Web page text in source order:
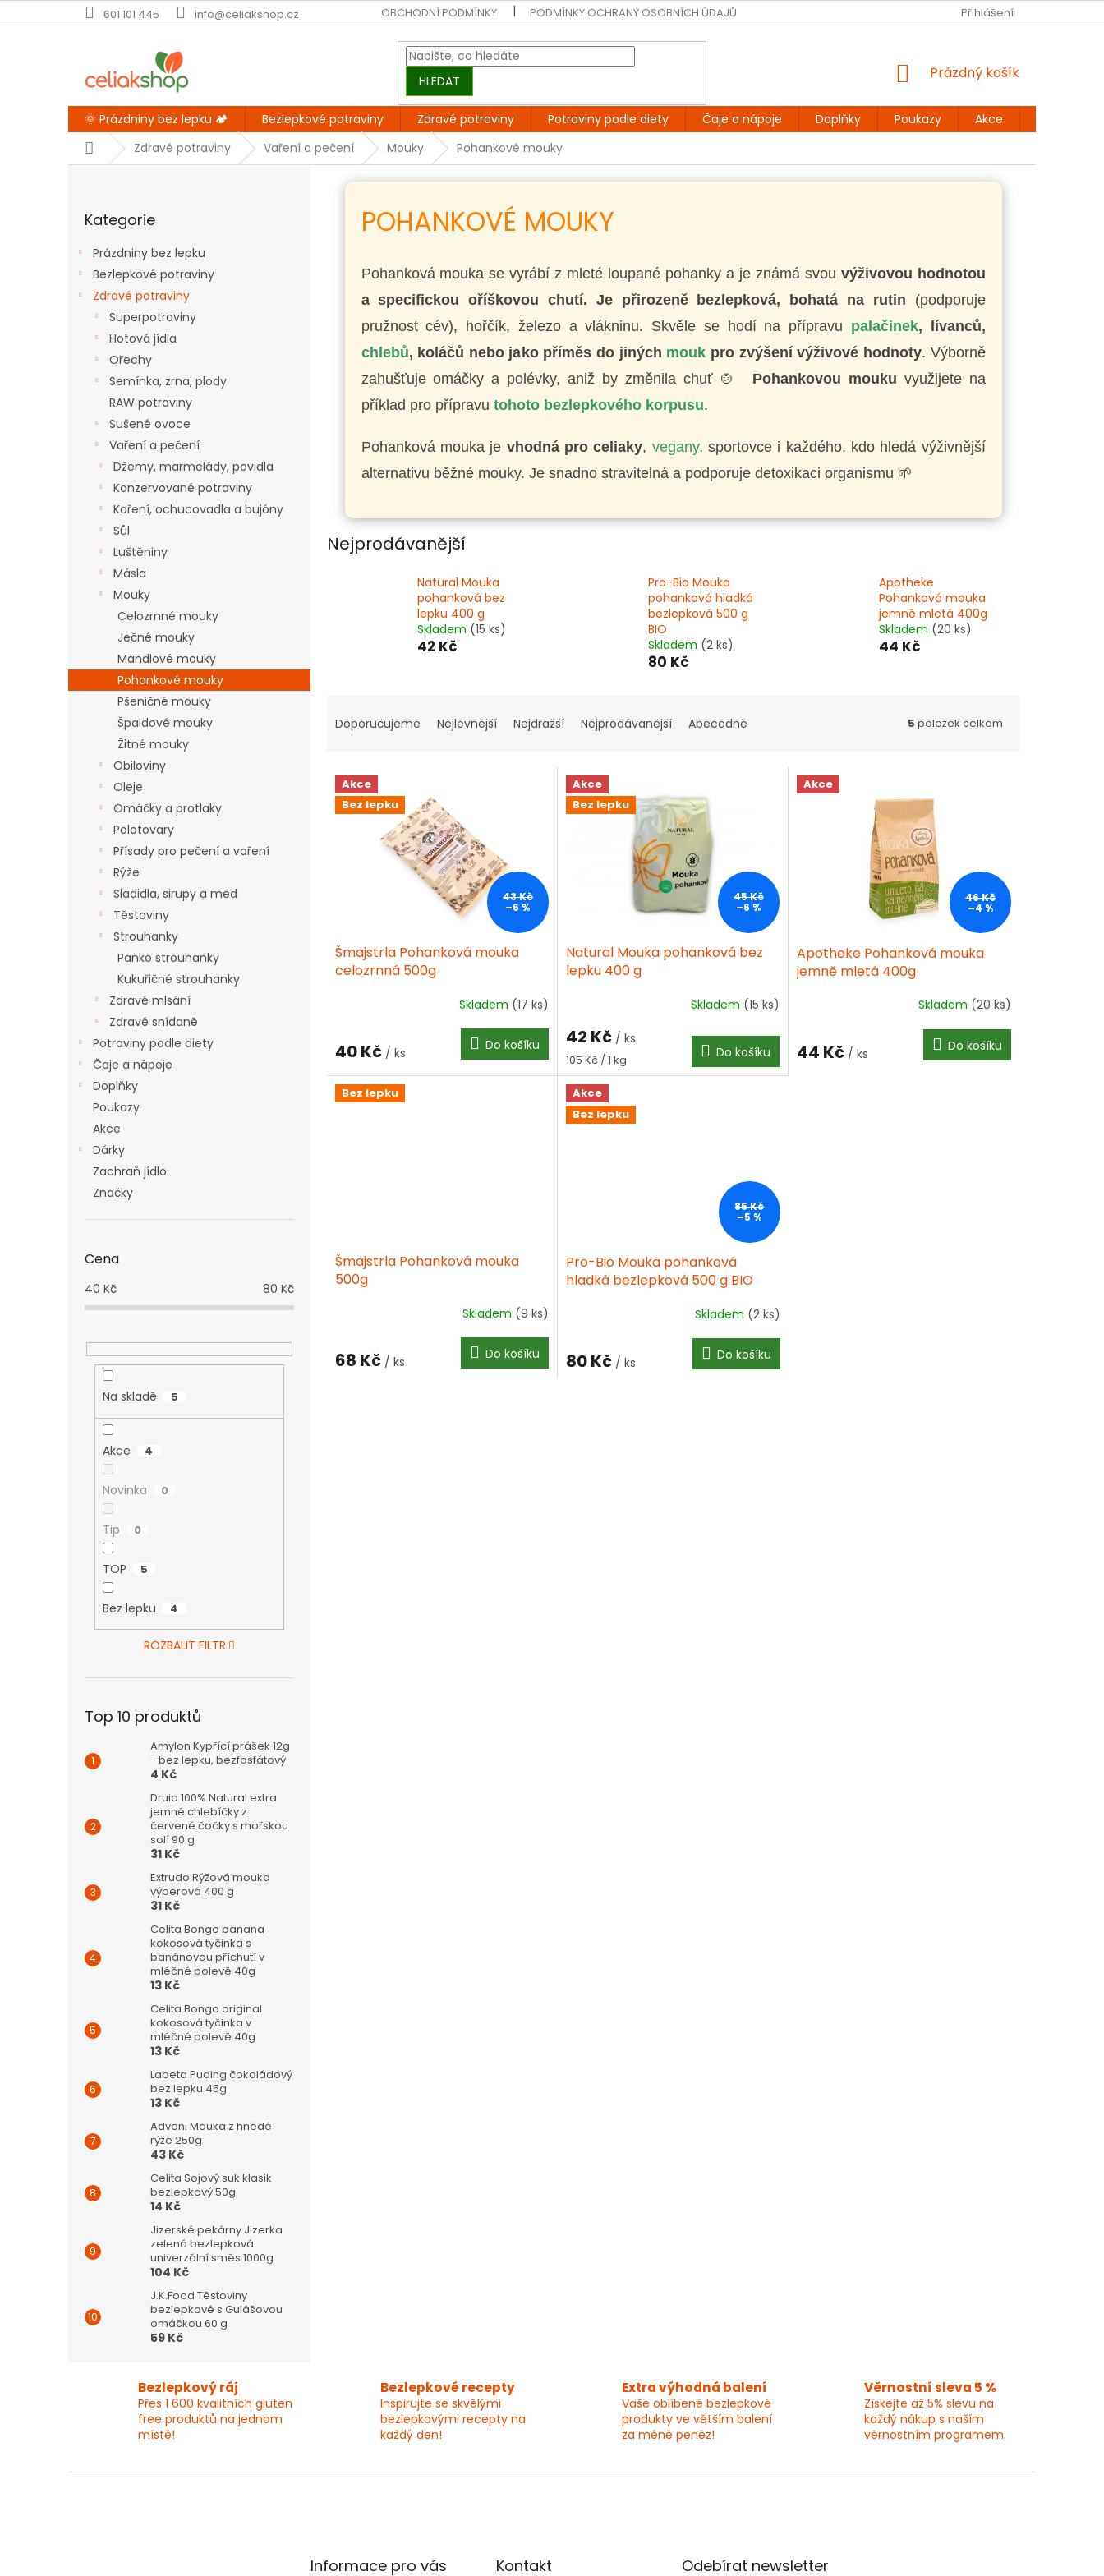
na
601 101 445 info@celiakshop.cz OBCHODNÍ PODMÍNKY PODMÍNKY OCHRANY OSOBNÍCH ÚDAJŮ KONTAKT DOPRAVA A PLATBA
Přihlášení
HLEDAT
NÁKUPNÍ
Prázdný košík
🌞 Prázdniny bez lepku 🏕️ Bezlepkové potraviny Zdravé potraviny Potraviny podle diety Čaje a nápoje Doplňky Poukazy Akce
DomůZdravé potraviny Vaření a pečení Mouky Pohankové mouky
kategorie
Kategorie
Prázdniny bez lepku
Bezlepkové potraviny
Zdravé potraviny
Superpotraviny
Hotová jídla
Ořechy
Semínka, zrna, plody
RAW potraviny
Sušené ovoce
Vaření a pečení
Džemy, marmelády, povidla
Konzervované potraviny
Koření, ochucovadla a bujóny
Sůl
Luštěniny
Másla
Mouky
Celozrnné mouky
Ječné mouky
Mandlové mouky
Pohankové mouky
Pšeničné mouky
Špaldové mouky
Žitné mouky
Obiloviny
Oleje
Omáčky a protlaky
Polotovary
Přísady pro pečení a vaření
Rýže
Sladidla, sirupy a med
Těstoviny
Strouhanky
Panko strouhanky
Kukuřičné strouhanky
Zdravé mlsání
Zdravé snídaně
Potraviny podle diety
Čaje a nápoje
Doplňky
Poukazy
Akce
Dárky
Zachraň jídlo
Značky
Cena
40 Kč 80 Kč
Na skladě 5
Akce 4
Novinka 0
Tip 0
TOP 5
Bez lepku 4
ROZBALIT FILTR
Top 10 produktů
Amylon Kypřící prášek 12g
- bez lepku, bezfosfátový
4 Kč
Druid 100% Natural extra
jemné chlebíčky z
červené čočky s mořskou
solí 90 g
31 Kč
Extrudo Rýžová mouka
výběrová 400 g
31 Kč
Celita Bongo banana
kokosová tyčinka s
banánovou příchutí v
mléčné polevě 40g
13 Kč
Celita Bongo original
kokosová tyčinka v
mléčné polevě 40g
13 Kč
Labeta Puding čokoládový
bez lepku 45g
13 Kč
Adveni Mouka z hnědé
rýže 250g
43 Kč
Celita Sojový suk klasik
bezlepkový 50g
14 Kč
Jizerské pekárny Jizerka
zelená bezlepková
univerzální směs 1000g
104 Kč
J.K.Food Těstoviny
bezlepkové s Gulášovou
omáčkou 60 g
59 Kč
POHANKOVÉ MOUKY
Pohanková mouka se vyrábí z mleté loupané pohanky a je známá svou výživovou hodnotou
a specifickou oříškovou chutí. Je přirozeně bezlepková, bohatá na rutin (podporuje
pružnost cév), hořčík, železo a vlákninu. Skvěle se hodí na přípravu palačinek, lívanců,
chlebů, koláčů nebo jako příměs do jiných mouk pro zvýšení výživové hodnoty. Výborně
zahušťuje omáčky a polévky, aniž by změnila chuť 🍲 Pohankovou mouku využijete na
příklad pro přípravu tohoto bezlepkového korpusu.
Pohanková mouka je vhodná pro celiaky, vegany, sportovce i každého, kdo hledá výživnější
alternativu běžné mouky. Je snadno stravitelná a podporuje detoxikaci organismu 🌱
Nejprodávanější
Natural Mouka
pohanková bez
lepku 400 g
Skladem (15 ks)
42 Kč
Pro-Bio Mouka
pohanková hladká
bezlepková 500 g
BIO
Skladem (2 ks)
80 Kč
Apotheke
Pohanková mouka
jemně mletá 400g
Skladem (20 ks)
44 Kč
a
n
p
Doporučujeme Nejlevnější Nejdražší Nejprodávanější Abecedně 5 položek celkem
V
p
Akce
Bez lepku
43 Kč
–6 %
Šmajstrla Pohanková mouka
celozrnná 500g
je
z
5
Skladem (17 ks)
40 Kč / ks Do košíku
Akce
Bez lepku
45 Kč
–6 %
Natural Mouka pohanková bez
lepku 400 g
Skladem (15 ks)
42 Kč / ks
Měrná
cena:
105 Kč / 1 kg Do košíku
Akce
46 Kč
–4 %
Apotheke Pohanková mouka
jemně mletá 400g
Skladem (20 ks)
44 Kč / ks Do košíku
Bez lepku
Šmajstrla Pohanková mouka
500g
Skladem (9 ks)
68 Kč / ks Do košíku
Akce
Bez lepku
85 Kč
–5 %
Pro-Bio Mouka pohanková
hladká bezlepková 500 g BIO
Skladem (2 ks)
80 Kč / ks Do košíku
Bezlepkový ráj
Přes 1 600 kvalitních gluten
free produktů na jednom
místě!
Bezlepkové recepty
Inspirujte se skvělými
bezlepkovými recepty na
každý den!
Extra výhodná balení
Vaše oblíbené bezlepkové
produkty ve větším balení
za méně peněz!
Věrnostní sleva 5 %
Získejte až 5% slevu na
každý nákup s naším
věrnostním programem.
Informace pro vás Kontakt Odebírat newsletter